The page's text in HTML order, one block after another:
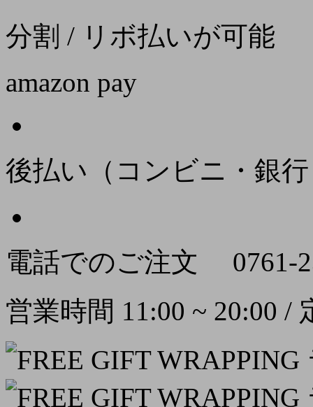
分割 / リボ払いが可能
amazon pay
後払い（コンビニ・銀
電話でのご注文
0761-
営業時間 11:00 ~ 20:00 /